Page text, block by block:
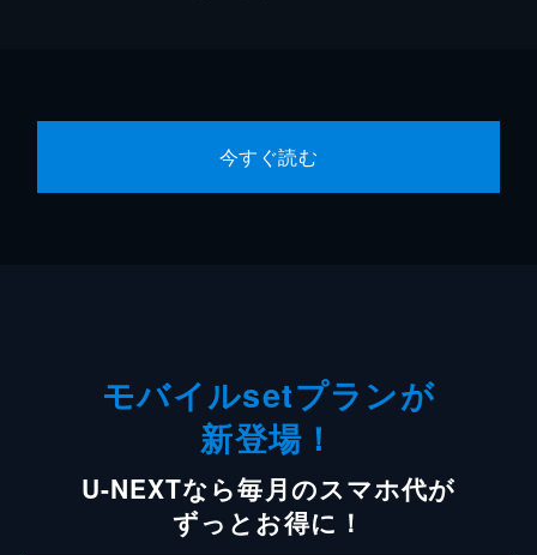
今すぐ読む
モバイルsetプランが
新登場！
U-NEXTなら毎月のスマホ代が
ずっとお得に！